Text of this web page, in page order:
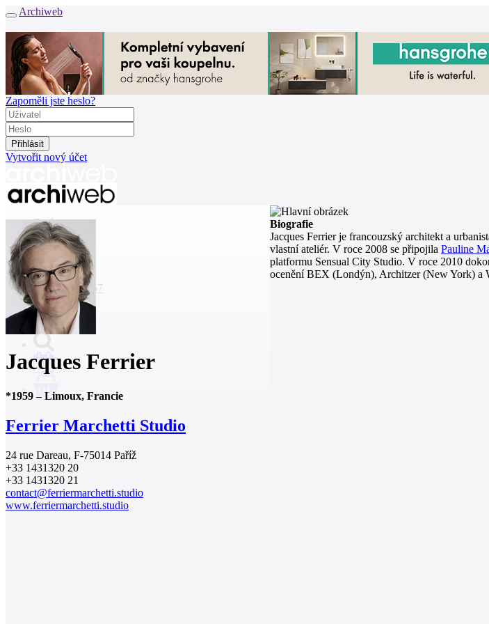
Archiweb
Zapoměli jste heslo?
Vytvořit nový účet
Zprávy
Architekti
Stavby
Katalog
E-shop
Burza práce157
en
0
Jacques Ferrier
*1959–Limoux, Francie
Ferrier Marchetti Studio
24 rue Dareau, F-75014 Paříž
+33 1431320 20
+33 1431320 21
contact@ferriermarchetti.studio
www.ferriermarchetti.studio
Biografie
Jacques Ferrier je francouzský architekt a
vlastní ateliér. V roce 2008 se připojila Pauline
platformu Sensual City Studio. V roce 2010
ocenění BEX (Londýn), Architzer (New York) a